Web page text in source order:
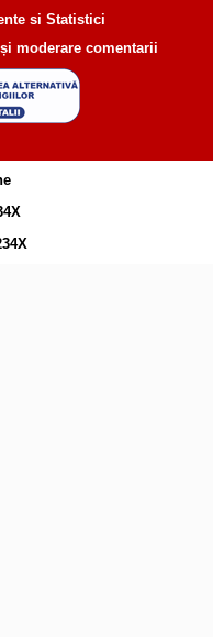
moderare comentarii